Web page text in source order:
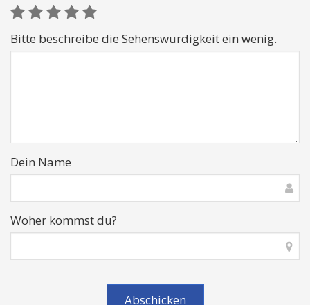
Bitte beschreibe die Sehenswürdigkeit ein wenig.
Dein Name
Woher kommst du?